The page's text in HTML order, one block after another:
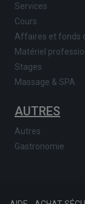
Services
Cours
Affaires et fonds
Matériel
Stages
Massage & SPA
AUTRES
Autres
Gastronomie